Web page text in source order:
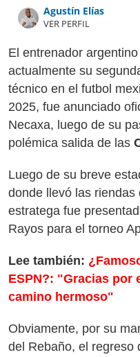
Agustín Elías
VER PERFIL
El entrenador argentino
actualmente su
técnico en el futbol
2025, fue anunciado
Necaxa, luego de su
polémica salida de las
Luego de su breve
donde llevó las riendas
estratega fue
Rayos para el torneo
Lee también:
ESPN?: "Gracias por
camino hermoso"
Obviamente, por su
del Rebaño, el regreso